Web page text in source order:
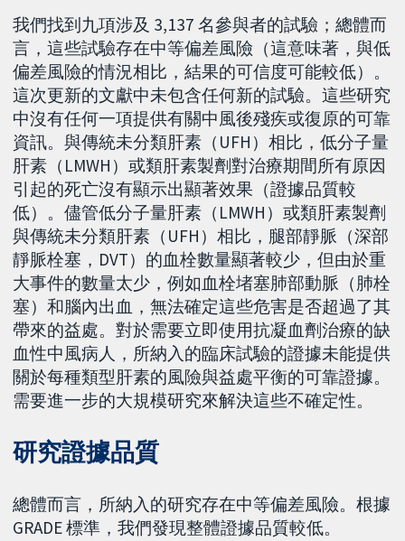
我們找到九項涉及 3,137 名參與者的試驗；總體而
言，這些試驗存在中等偏差風險（這意味著，與低
偏差風險的情況相比，結果的可信度可能較低）。
這次更新的文獻中未包含任何新的試驗。這些研究
中沒有任何一項提供有關中風後殘疾或復原的可靠
資訊。與傳統未分類肝素（UFH）相比，低分子量
肝素（LMWH）或類肝素製劑對治療期間所有原因
引起的死亡沒有顯示出顯著效果（證據品質較
低）。儘管低分子量肝素（LMWH）或類肝素製劑
與傳統未分類肝素（UFH）相比，腿部靜脈（深部
靜脈栓塞，DVT）的血栓數量顯著較少，但由於重
大事件的數量太少，例如血栓堵塞肺部動脈（肺栓
塞）和腦內出血，無法確定這些危害是否超過了其
帶來的益處。對於需要立即使用抗凝血劑治療的缺
血性中風病人，所納入的臨床試驗的證據未能提供
關於每種類型肝素的風險與益處平衡的可靠證據。
需要進一步的大規模研究來解決這些不確定性。
研究證據品質
總體而言，所納入的研究存在中等偏差風險。根據
GRADE 標準，我們發現整體證據品質較低。